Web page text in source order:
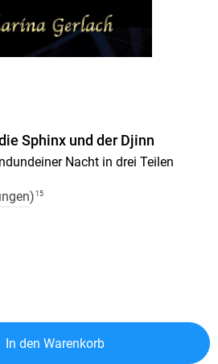
Sphinx und der Djinn
Nacht in drei Teilen
) 15
In den Warenkorb